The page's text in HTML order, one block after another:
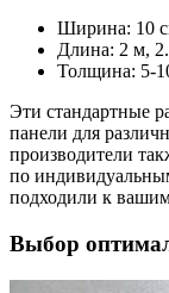
Ширина: 10
Длина: 2 м,
Толщина: 5-
Эти стандартные
панели для
производители
по
подходили к
Выбор